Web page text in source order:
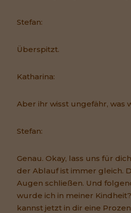
Stefan:
Überspitzt.
Katharina:
Aber ihr wisst ungefähr, was
Stefan:
Genau. Okay, lass uns für
der Ablauf ist immer gleich.
Augen schließen. Und
wurde ich in meiner
kannst jetzt in dir eine